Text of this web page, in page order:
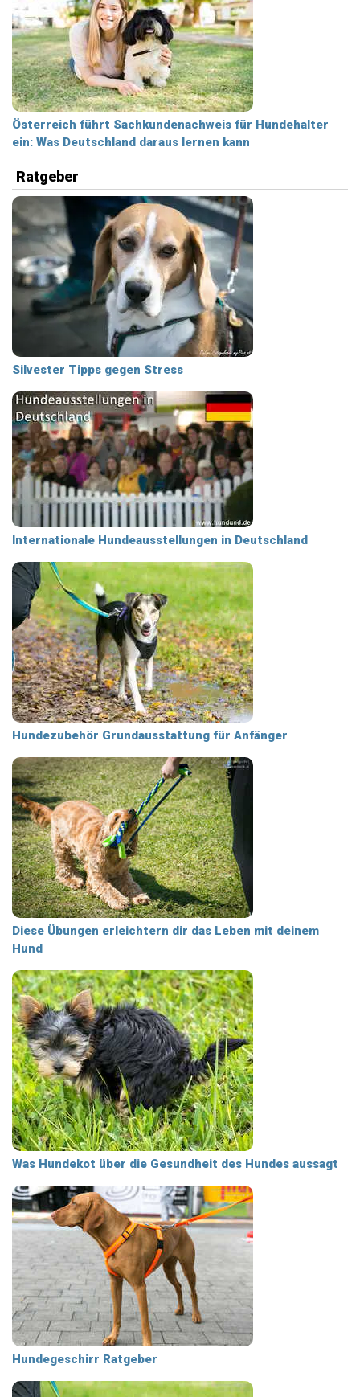
Österreich führt Sachkundenachweis für Hundehalter
ein: Was Deutschland daraus lernen kann
Ratgeber
Silvester Tipps gegen Stress
Internationale Hundeausstellungen in Deutschland
Hundezubehör Grundausstattung für Anfänger
Diese Übungen erleichtern dir das Leben mit deinem
Hund
Was Hundekot über die Gesundheit des Hundes aussagt
Hundegeschirr Ratgeber